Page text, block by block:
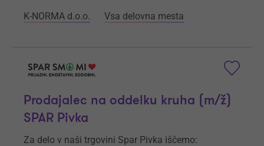
K-NORMA d.o.o. Vsa delovna mesta
Prodajalec na oddelku kruha (m/ž)
SPAR Pivka
Za delo v naši trgovini Spar Pivka iščemo: